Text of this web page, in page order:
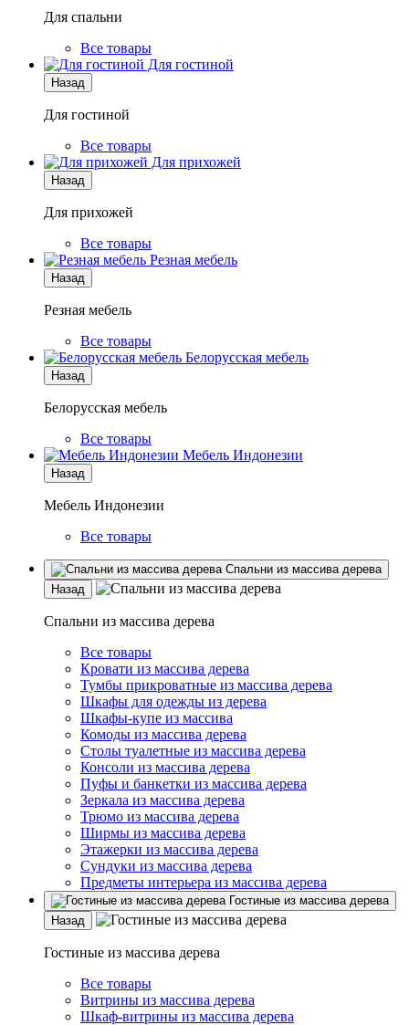
Для спальни
Все товары
Для гостиной
Назад
Для гостиной
Все товары
Для прихожей
Назад
Для прихожей
Все товары
Резная мебель
Назад
Резная мебель
Все товары
Белорусская мебель
Назад
Белорусская мебель
Все товары
Мебель Индонезии
Назад
Мебель Индонезии
Все товары
Спальни из массива дерева
Назад
Спальни из массива дерева
Все товары
Кровати из массива дерева
Тумбы прикроватные из массива дерева
Шкафы для одежды из дерева
Шкафы-купе из массива
Комоды из массива дерева
Столы туалетные из массива дерева
Консоли из массива дерева
Пуфы и банкетки из массива дерева
Зеркала из массива дерева
Трюмо из массива дерева
Ширмы из массива дерева
Этажерки из массива дерева
Сундуки из массива дерева
Предметы интерьера из массива дерева
Гостиные из массива дерева
Назад
Гостиные из массива дерева
Все товары
Витрины из массива дерева
Шкаф-витрины из массива дерева